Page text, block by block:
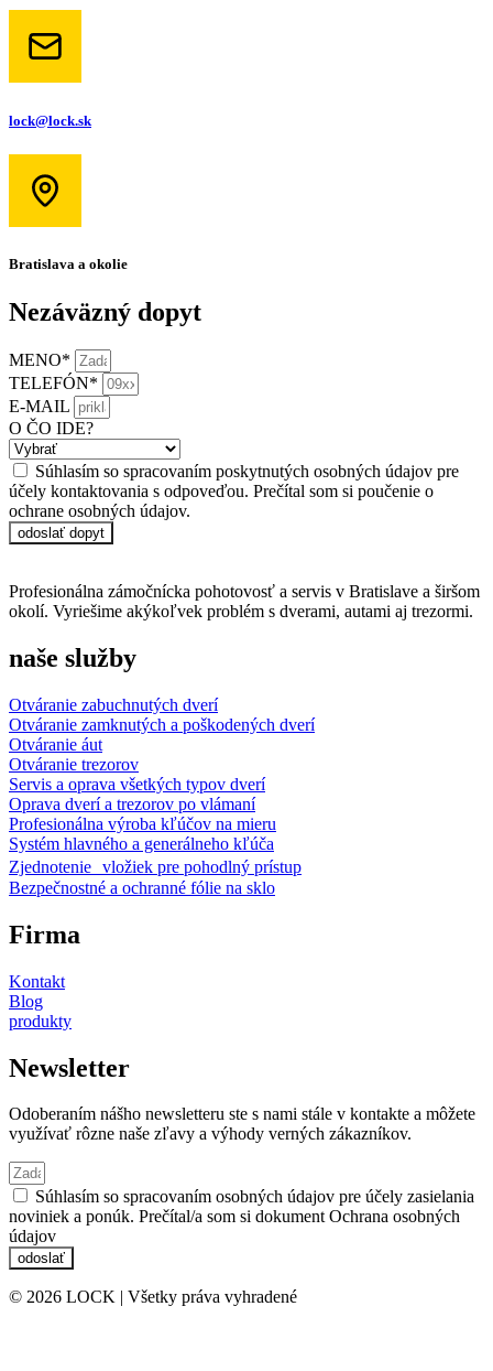
lock@lock.sk
Bratislava a okolie
Nezáväzný dopyt
MENO*
TELEFÓN*
E-MAIL
O ČO IDE?
Súhlasím so spracovaním poskytnutých osobných údajov pre
účely kontaktovania s odpoveďou. Prečítal som si poučenie o
ochrane osobných údajov.
odoslať dopyt
Profesionálna zámočnícka pohotovosť a servis v Bratislave a širšom
okolí. Vyriešime akýkoľvek problém s dverami, autami aj trezormi.
naše služby
Otváranie zabuchnutých dverí
Otváranie zamknutých a poškodených dverí
Otváranie áut
Otváranie trezorov
Servis a oprava všetkých typov dverí
Oprava dverí a trezorov po vlámaní
Profesionálna výroba kľúčov na mieru
Systém hlavného a generálneho kľúča
Zjednotenie vložiek pre pohodlný prístup
Bezpečnostné a ochranné fólie na sklo
Firma
Kontakt
Blog
produkty
Newsletter
Odoberaním nášho newsletteru ste s nami stále v kontakte a môžete
využívať rôzne naše zľavy a výhody verných zákazníkov.
Súhlasím so spracovaním osobných údajov pre účely zasielania
noviniek a ponúk. Prečítal/a som si dokument Ochrana osobných
údajov
odoslať
© 2026 LOCK | Všetky práva vyhradené